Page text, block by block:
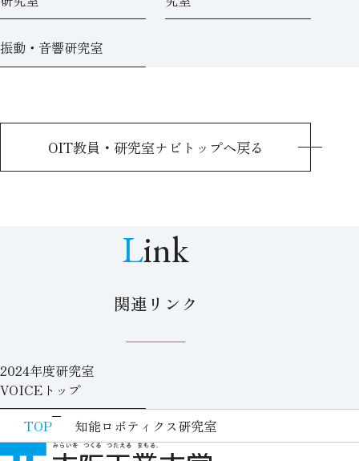
振動・音響研究室
OIT教員・研究室ナビトップへ戻る
Link
関連リンク
2024年度研究室
VOICEトップ
TOP
知能ロボティクス研究室